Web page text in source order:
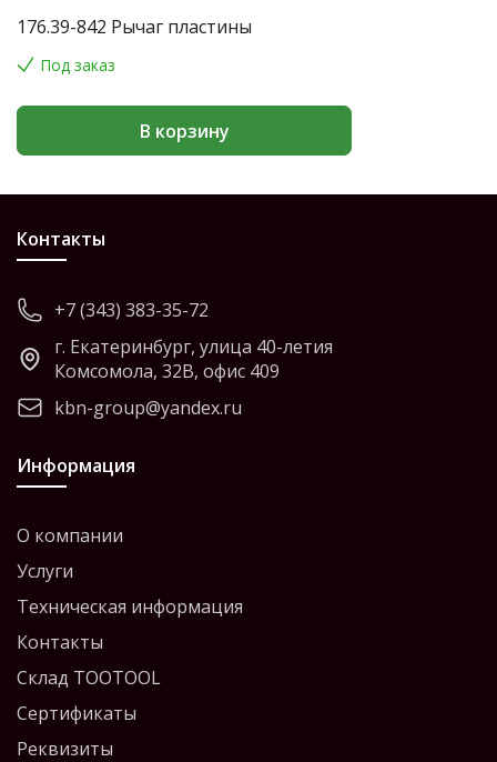
176.39-842 Рычаг пластины
Под заказ
В корзину
Контакты
+7 (343) 383-35-72
г. Екатеринбург, улица 40-летия
Комсомола, 32В, офис 409
kbn-group@yandex.ru
Информация
О компании
Услуги
Техническая информация
Контакты
Склад TOOTOOL
Сертификаты
Реквизиты